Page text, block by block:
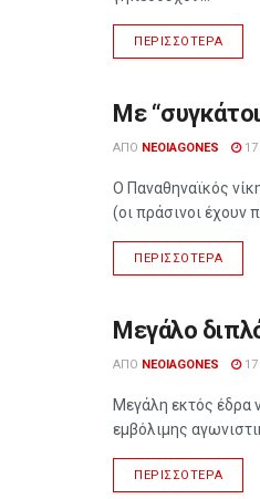
ΠΕΡΙΣΣΌΤΕΡΑ
ΑΘΛΗΤΙΣΜΌΣ
Με
ΑΠΌ NEOIAGONES 17
Ο Παναθηναϊκός
(οι πράσινοι έχουν
ΠΕΡΙΣΣΌΤΕΡΑ
ΑΘΛΗΤΙΣΜΌΣ
Μεγάλο
ΑΠΌ NEOIAGONES 17
Μεγάλη εκτός έδρα
εμβόλιμης
ΠΕΡΙΣΣΌΤΕΡΑ